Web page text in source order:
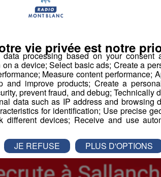
Notre
-15 avril 2024 à 09h35
processing based on your consent
a device; Select basic ads; Create a
Measure content performance;
and improve products; Create a
prevent fraud, and debug; Technically
data such as IP address and browsing
for identification; Use precise
devices; Receive and use
vie privée est notre
JE REFUSE PLUS D'OPTIONS